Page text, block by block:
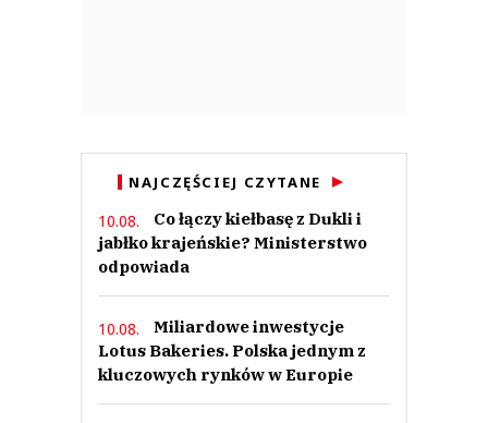
NAJCZĘŚCIEJ CZYTANE
10.08.
Co łączy kiełbasę z Dukli i
jabłko krajeńskie? Ministerstwo
odpowiada
10.08.
Miliardowe inwestycje
Lotus Bakeries. Polska jednym z
kluczowych rynków w Europie